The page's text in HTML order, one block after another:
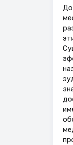
До